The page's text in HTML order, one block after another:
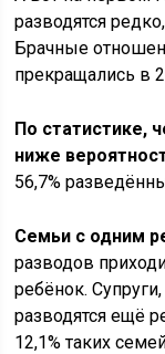
разводятся
Брачные
прекращались в
По статистике,
ниже
56,7%
Семьи с одним
разводов
ребёнок.
разводятся ещё
12,1% таких